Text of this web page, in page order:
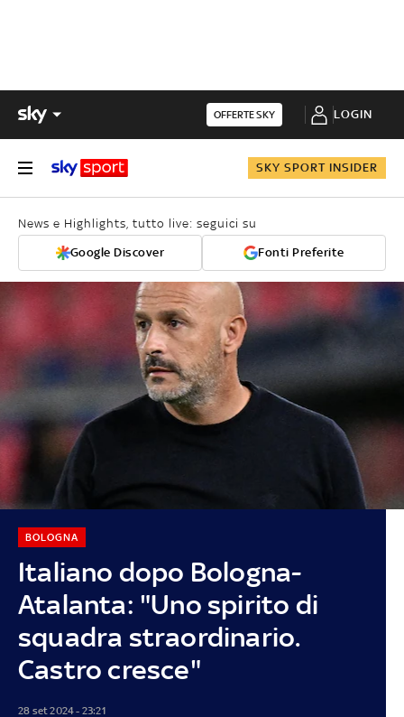
OFFERTE SKY LOGIN
SKY SPORT INSIDER
News e Highlights, tutto live: seguici su
Google Discover Fonti Preferite
Italiano dopo Bologna-
Atalanta: "Uno spirito di
squadra straordinario.
Castro cresce"
BOLOGNA
28 set 2024 - 23:21